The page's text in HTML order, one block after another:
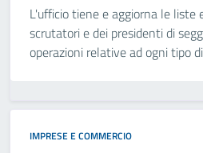
L'ufficio tiene e aggiorna le liste
scrutatori e dei presidenti di
operazioni relative ad ogni tipo
IMPRESE E COMMERCIO